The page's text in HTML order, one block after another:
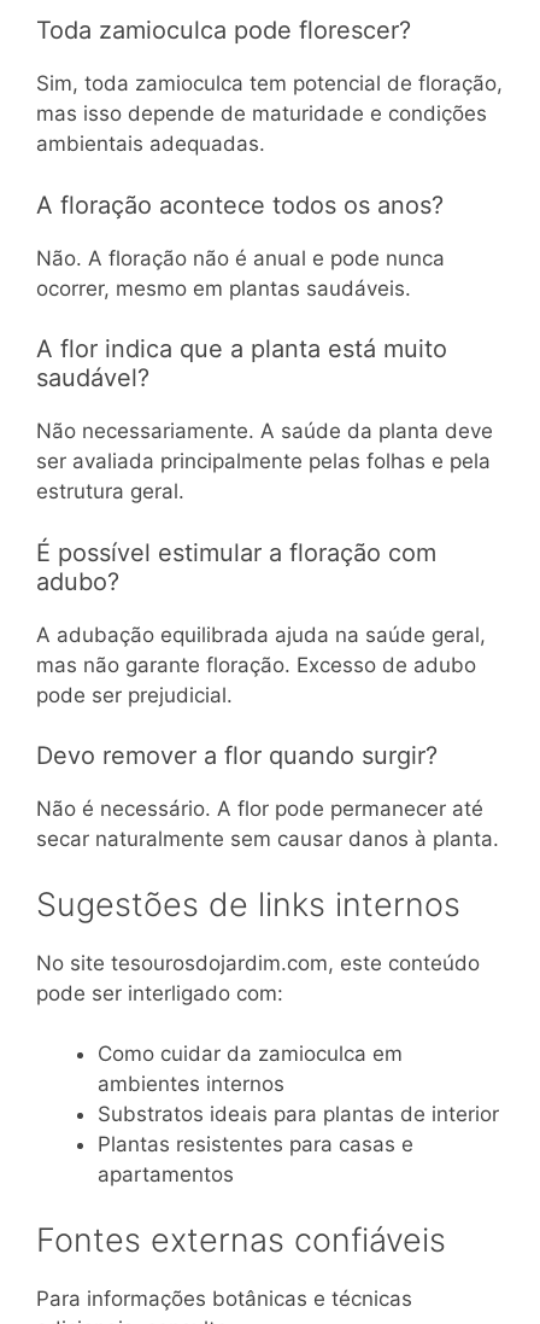
Toda zamioculca pode florescer?
Sim, toda zamioculca tem potencial de floração,
mas isso depende de maturidade e condições
ambientais adequadas.
A floração acontece todos os anos?
Não. A floração não é anual e pode nunca
ocorrer, mesmo em plantas saudáveis.
A flor indica que a planta está muito
saudável?
Não necessariamente. A saúde da planta deve
ser avaliada principalmente pelas folhas e pela
estrutura geral.
É possível estimular a floração com
adubo?
A adubação equilibrada ajuda na saúde geral,
mas não garante floração. Excesso de adubo
pode ser prejudicial.
Devo remover a flor quando surgir?
Não é necessário. A flor pode permanecer até
secar naturalmente sem causar danos à planta.
Sugestões de links internos
No site tesourosdojardim.com, este conteúdo
pode ser interligado com:
Como cuidar da zamioculca em
ambientes internos
Substratos ideais para plantas de interior
Plantas resistentes para casas e
apartamentos
Fontes externas confiáveis
Para informações botânicas e técnicas